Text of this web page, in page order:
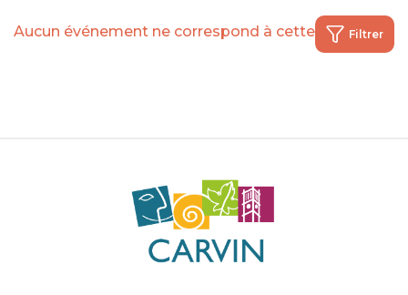
Filtrer
Aucun événement ne correspond à cette recherche